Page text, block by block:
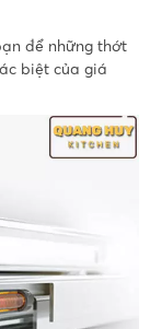
để những thớt
biệt của giá